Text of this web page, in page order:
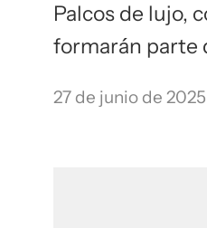
Palcos de lujo,
formarán parte
27 de junio de 2025